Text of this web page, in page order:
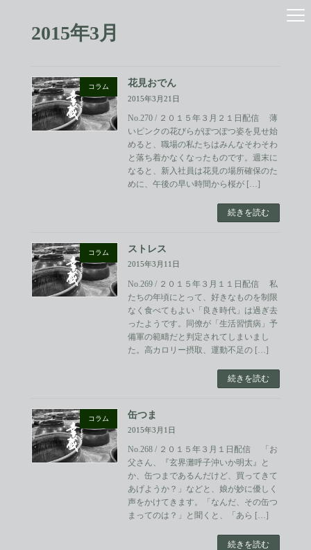
2015年3月
コラム 花見おでん
2015年3月21日
No.270 / ２０１５年３月２１日配信 薄
いピンクの花びらがぽつぽつ姿を見せ始
めると、職場の私たちはみんなそわそわ
と落ち着かなくなったものです。週末に
なると、新入社員は花見の場所確保のた
めに、午後の早い時間から桜が […]
続きを読む
コラム ストレス
2015年3月11日
No.269 / ２０１５年３月１１日配信 私
たちの年頃にとって、好きなものを制限
なく食べてもよい「良き時代」は過ぎ去
ったようです。同僚が「生活習慣病」予
備軍の範疇だと判定されてしまいまし
た。高カロリー摂取、運動不足の […]
続きを読む
コラム 缶つま
2015年3月1日
No.268 / ２０１５年３月１日配信 「お
父さん、『玄界灘呼子沖いか明太』と
か、缶つまであるんだけど、買ってきて
あげようか？」などと、娘が妙に優しく
声をかけてきます。「なんだ、その缶つ
まってのは？」と聞くと、「あら […]
続きを読む